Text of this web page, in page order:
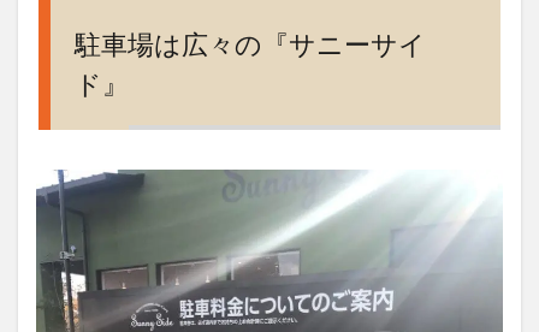
サニ
ーサ
イド
入っ
てみ
よ
ー！
4
店内
駐車場は広々の『サニーサイ
ド』